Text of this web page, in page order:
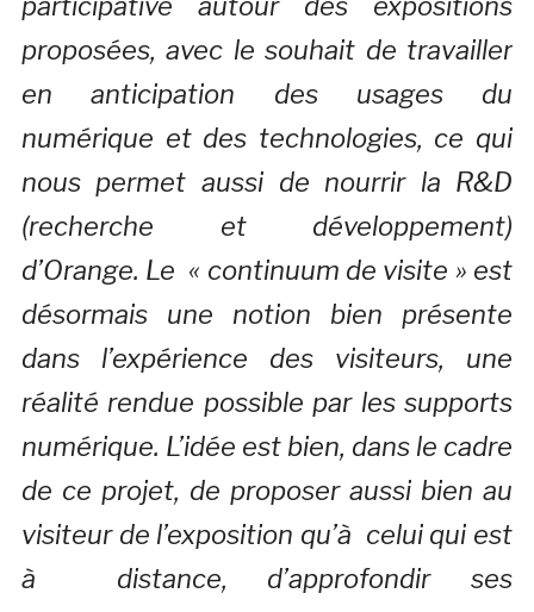
proposées, avec le souhait de travailler
en anticipation des usages du
numérique et des technologies, ce qui
nous permet aussi de nourrir la R&D
(recherche et développement)
d’Orange. Le « continuum de visite » est
désormais une notion bien présente
dans l’expérience des visiteurs, une
réalité rendue possible par les supports
numérique. L’idée est bien, dans le cadre
de ce projet, de proposer aussi bien au
visiteur de l’exposition qu’à celui qui est
à distance, d’approfondir ses